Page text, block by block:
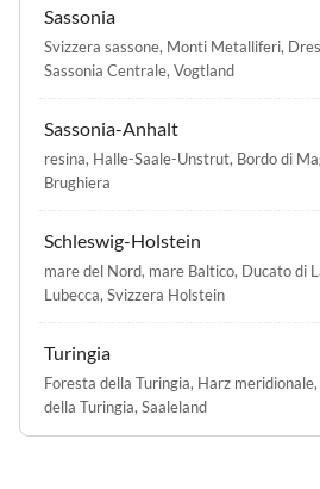
Sassonia
Svizzera sassone, Monti Metalliferi,
Sassonia Centrale, Vogtland
Sassonia-Anhalt
resina, Halle-Saale-Unstrut, Bordo di
Brughiera
Schleswig-Holstein
mare del Nord, mare Baltico, Ducato di
Lubecca, Svizzera Holstein
Turingia
Foresta della Turingia, Harz meridionale,
della Turingia, Saaleland